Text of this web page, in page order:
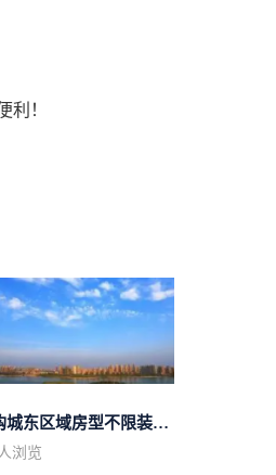
利！
求购城东区域房型不限装修不限
浏览